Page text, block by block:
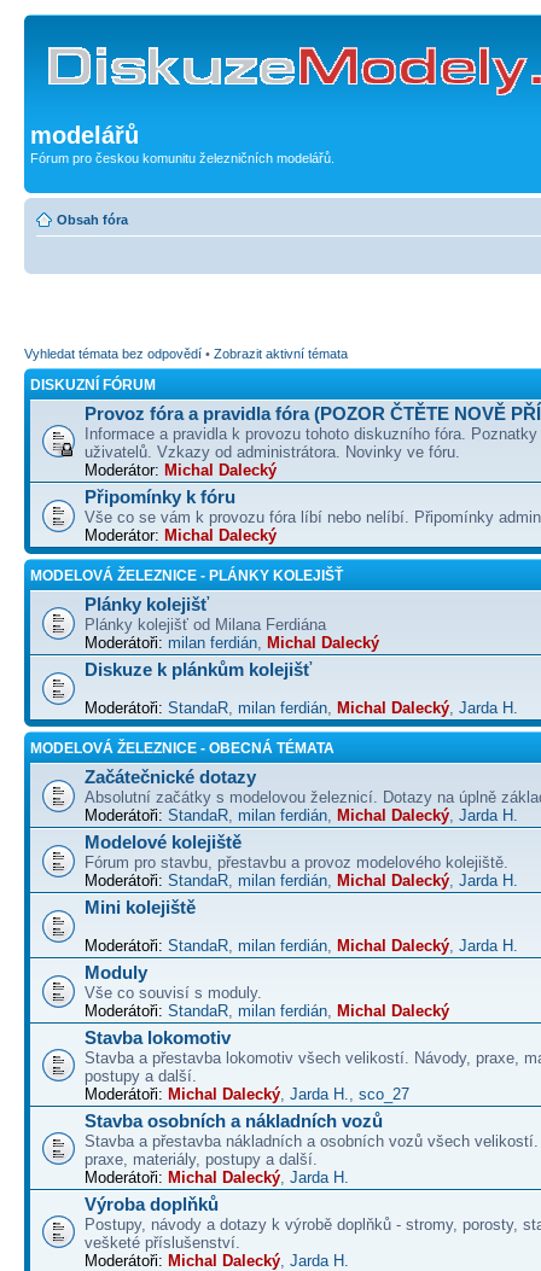
modelářů
Fórum pro českou komunitu železničních modelářů.
Obsah fóra
Vyhledat témata bez odpovědí • Zobrazit aktivní témata
DISKUZNÍ FÓRUM
Provoz fóra a pravidla fóra (POZOR ČTĚTE NOVĚ
Informace a pravidla k provozu tohoto diskuzního fóra.
uživatelů. Vzkazy od administrátora. Novinky ve fóru.
Moderátor: Michal Dalecký
Připomínky k fóru
Vše co se vám k provozu fóra líbí nebo nelíbí. Připomínky
Moderátor: Michal Dalecký
MODELOVÁ ŽELEZNICE - PLÁNKY KOLEJIŠŤ
Plánky kolejišť
Plánky kolejišť od Milana Ferdiána
Moderátoři: milan ferdián, Michal Dalecký
Diskuze k plánkům kolejišť
Moderátoři: StandaR, milan ferdián, Michal Dalecký, Jarda H.
MODELOVÁ ŽELEZNICE - OBECNÁ TÉMATA
Začátečnické dotazy
Absolutní začátky s modelovou železnicí. Dotazy na úplně
Moderátoři: StandaR, milan ferdián, Michal Dalecký, Jarda H.
Modelové kolejiště
Fórum pro stavbu, přestavbu a provoz modelového kolejiště.
Moderátoři: StandaR, milan ferdián, Michal Dalecký, Jarda H.
Mini kolejiště
Moderátoři: StandaR, milan ferdián, Michal Dalecký, Jarda H.
Moduly
Vše co souvisí s moduly.
Moderátoři: StandaR, milan ferdián, Michal Dalecký
Stavba lokomotiv
Stavba a přestavba lokomotiv všech velikostí. Návody, praxe,
postupy a další.
Moderátoři: Michal Dalecký, Jarda H., sco_27
Stavba osobních a nákladních vozů
Stavba a přestavba nákladních a osobních vozů všech velikostí.
praxe, materiály, postupy a další.
Moderátoři: Michal Dalecký, Jarda H.
Výroba doplňků
Postupy, návody a dotazy k výrobě doplňků - stromy, porosty,
vešketé příslušenství.
Moderátoři: Michal Dalecký, Jarda H.